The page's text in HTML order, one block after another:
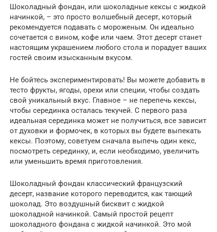
Шоколадный фондан, или шоколадные кексы с жидкой
начинкой, – это просто волшебный десерт, который
рекомендуется подавать с мороженым. Он идеально
сочетается с вином, кофе или чаем. Этот десерт станет
настоящим украшением любого стола и порадует ваших
гостей своим изысканным вкусом.
Не бойтесь экспериментировать! Вы можете добавить в
тесто фрукты, ягоды, орехи или специи, чтобы создать
свой уникальный вкус. Главное – не перепечь кексы,
чтобы серединка осталась текучей. С первого раза
идеальная серединка может не получиться, все зависит
от духовки и формочек, в которых вы будете выпекать
кексы. Поэтому, советуем сначала выпечь один кекс,
посмотреть серединку, и, если необходимо, увеличить
или уменьшить время приготовления.
Шоколадный фондан классический французский
десерт, название которого переводится, как тающий
шоколад. Это воздушный бисквит с жидкой
шоколадной начинкой. Самый простой рецепт
шоколадного фондана с жидкой начинкой. Это мой